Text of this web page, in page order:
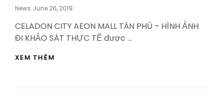
News Posted
June 26, 2019
CELADON CITY AEON MALL TÂN PHÚ – HÌNH ẢNH
ĐI KHẢO SÁT THỰC TẾ được …
XEM THÊM